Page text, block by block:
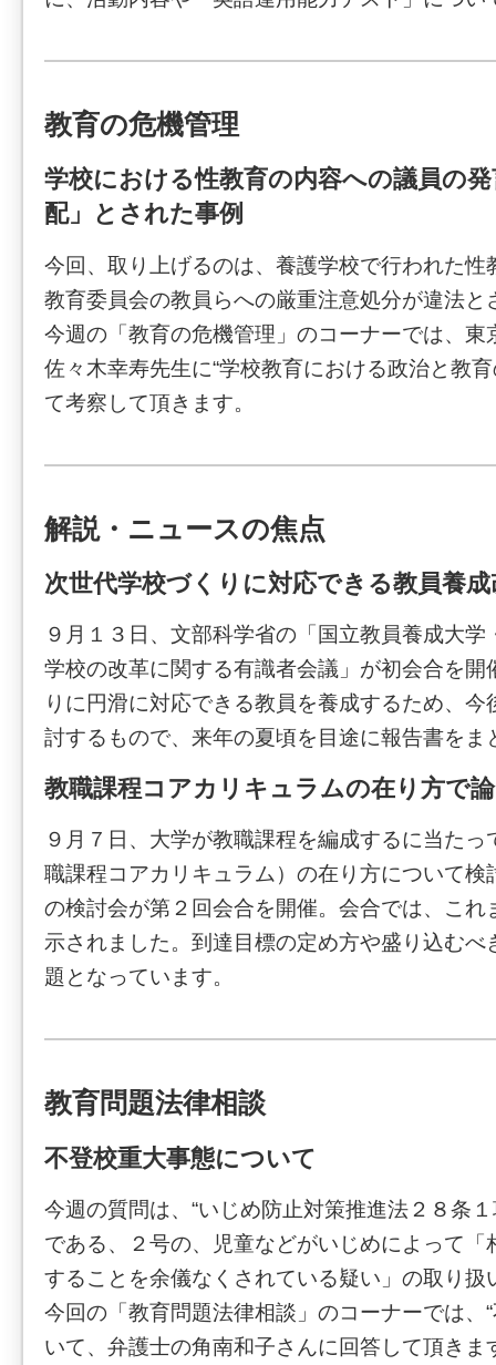
教育の危機管理
学校における性教育の内容への議員の
配」とされた事例
今回、取り上げるのは、養護学校で行われた性
教育委員会の教員らへの厳重注意処分が違法と
今週の「教育の危機管理」のコーナーでは、東
佐々木幸寿先生に“学校教育における政治と教
て考察して頂きます。
解説・ニュースの焦点
次世代学校づくりに対応できる教員養
９月１３日、文部科学省の「国立教員養成大
学校の改革に関する有識者会議」が初会合を開
りに円滑に対応できる教員を養成するため、
討するもので、来年の夏頃を目途に報告書をま
教職課程コアカリキュラムの在り方で
９月７日、大学が教職課程を編成するに当た
職課程コアカリキュラム）の在り方について検
の検討会が第２回会合を開催。会合では、これ
示されました。到達目標の定め方や盛り込むべ
題となっています。
教育問題法律相談
不登校重大事態について
今週の質問は、“いじめ防止対策推進法２８条
である、２号の、児童などがいじめによって「
することを余儀なくされている疑い」の取り扱
今回の「教育問題法律相談」のコーナーでは、
いて、弁護士の角南和子さんに回答して頂きま